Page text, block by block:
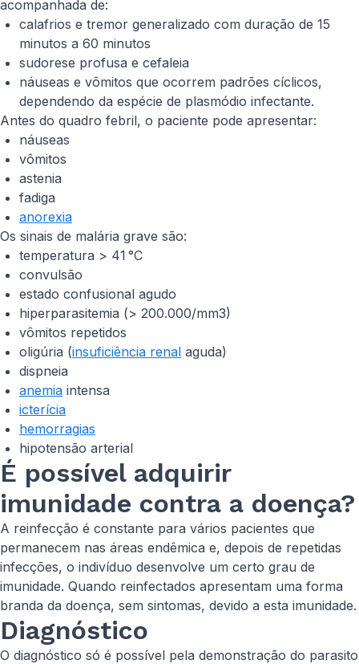
acompanhada de:
calafrios e tremor generalizado com duração de 15
minutos a 60 minutos
sudorese profusa e cefaleia
náuseas e vômitos que ocorrem padrões cíclicos,
dependendo da espécie de plasmódio infectante.
Antes do quadro febril, o paciente pode apresentar:
náuseas
vômitos
astenia
fadiga
anorexia
Os sinais de malária grave são:
temperatura > 41 °C
convulsão
estado confusional agudo
hiperparasitemia (> 200.000/mm3)
vômitos repetidos
oligúria (insuficiência renal aguda)
dispneia
anemia intensa
icterícia
hemorragias
hipotensão arterial
É possível adquirir
imunidade contra a doença?
A reinfecção é constante para vários pacientes que
permanecem nas áreas endêmica e, depois de repetidas
infecções, o indivíduo desenvolve um certo grau de
imunidade. Quando reinfectados apresentam uma forma
branda da doença, sem sintomas, devido a esta imunidade.
Diagnóstico
O diagnóstico só é possível pela demonstração do parasito